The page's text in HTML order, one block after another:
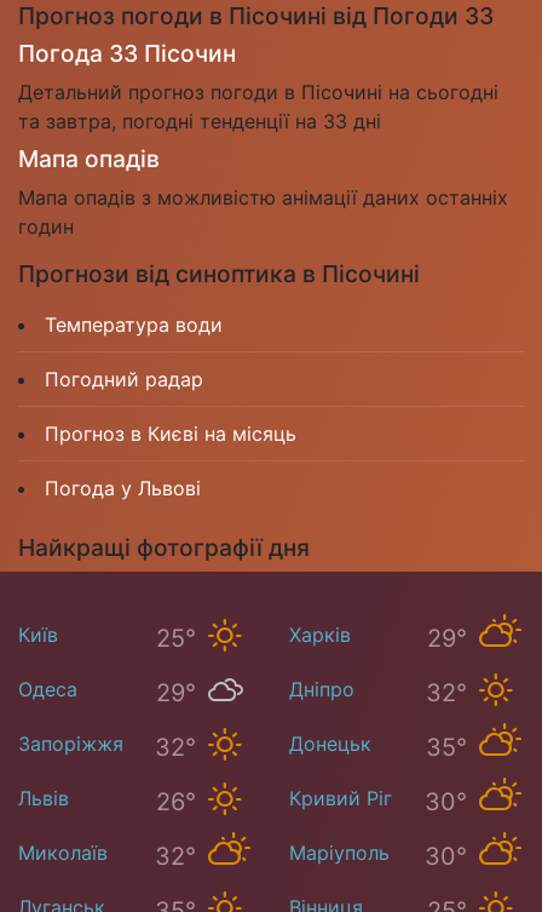
Прогноз погоди в Пісочині від Погоди 33
Погода 33 Пісочин
Детальний прогноз погоди в Пісочині на сьогодні
та завтра, погодні тенденції на 33 дні
Мапа опадів
Мапа опадів з можливістю анімації даних останніх
годин
Прогнози від синоптика в Пісочині
Температура води
Погодний радар
Прогноз в Києві на місяць
Погода у Львові
Найкращі фотографії дня
Київ 25° Харків 29°
Одеса 29° Дніпро 32°
Запоріжжя 32° Донецьк 35°
Львів 26° Кривий Ріг 30°
Миколаїв 32° Маріуполь 30°